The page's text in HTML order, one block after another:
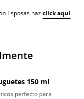
Esposas hazclick aquí.
150 ml
perfecto para